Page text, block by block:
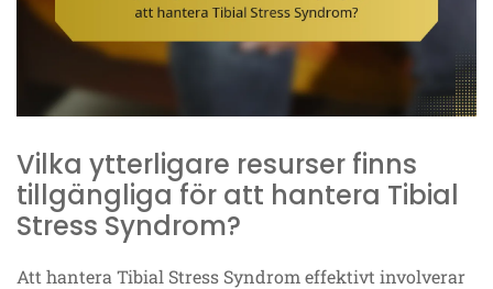
Vilka ytterligare resurser finns
tillgängliga för att hantera Tibial
Stress Syndrom?
Att hantera Tibial Stress Syndrom effektivt involverar